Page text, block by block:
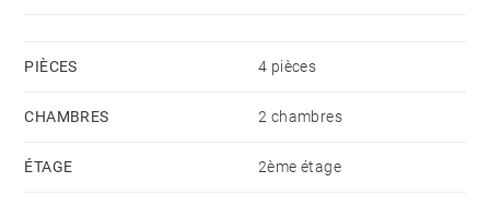
PIÈCES 4 pièces
CHAMBRES 2 chambres
ÉTAGE 2ème étage